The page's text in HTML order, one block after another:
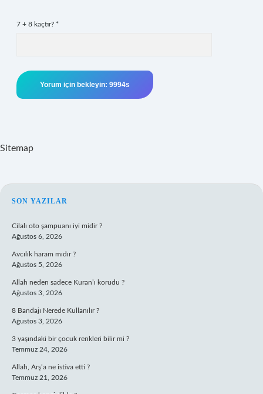
7 + 8 kaçtır? *
Sitemap
SIDEBAR
SON YAZILAR
Cilalı oto şampuanı iyi midir ?
Ağustos 6, 2026
Avcılık haram mıdır ?
Ağustos 5, 2026
Allah neden sadece Kuran’ı korudu ?
Ağustos 3, 2026
8 Bandajı Nerede Kullanılır ?
Ağustos 3, 2026
3 yaşındaki bir çocuk renkleri bilir mi ?
Temmuz 24, 2026
Allah, Arş’a ne istiva etti ?
Temmuz 21, 2026